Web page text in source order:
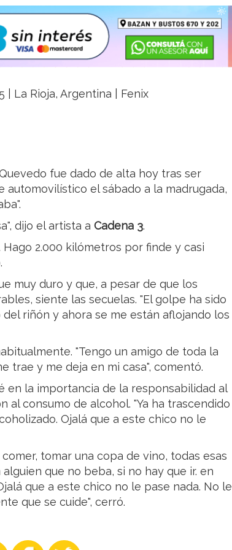
| La Rioja, Argentina | Fenix
fue dado de alta hoy tras ser
el sábado a la madrugada,
dijo el artista a Cadena 3.
2.000 kilómetros por finde y casi
muy duro y que, a pesar de que los
siente las secuelas. "El golpe ha sido
riñón y ahora se me están aflojando los
"Tengo un amigo de toda la
trae y me deja en mi casa", comentó.
en la importancia de la responsabilidad al
al consumo de alcohol. "Ya ha trascendido
Ojalá que a este chico no le
tomar una copa de vino, todas esas
que no beba, si no hay que ir. en
que a este chico no le pase nada. No le
que se cuide", cerró.